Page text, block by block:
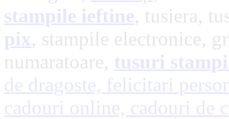
stampile ieftine, tusiera,
pix, stampile electronice,
numaratoare, tusuri
de dragoste, felicitari
cadouri online, cadouri de